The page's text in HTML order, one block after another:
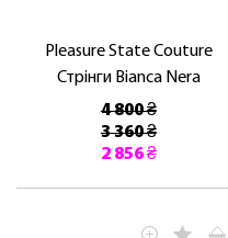
Pleasure State Couture
Стрінги Bianca Nera
4 800 ₴
3 360 ₴
2 856 ₴